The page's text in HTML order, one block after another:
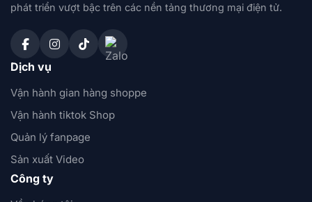
phát triển vượt bậc trên các nền tảng thương mại điện tử.
Dịch vụ
Vận hành gian hàng shoppe
Vận hành tiktok Shop
Quản lý fanpage
Sản xuất Video
Công ty